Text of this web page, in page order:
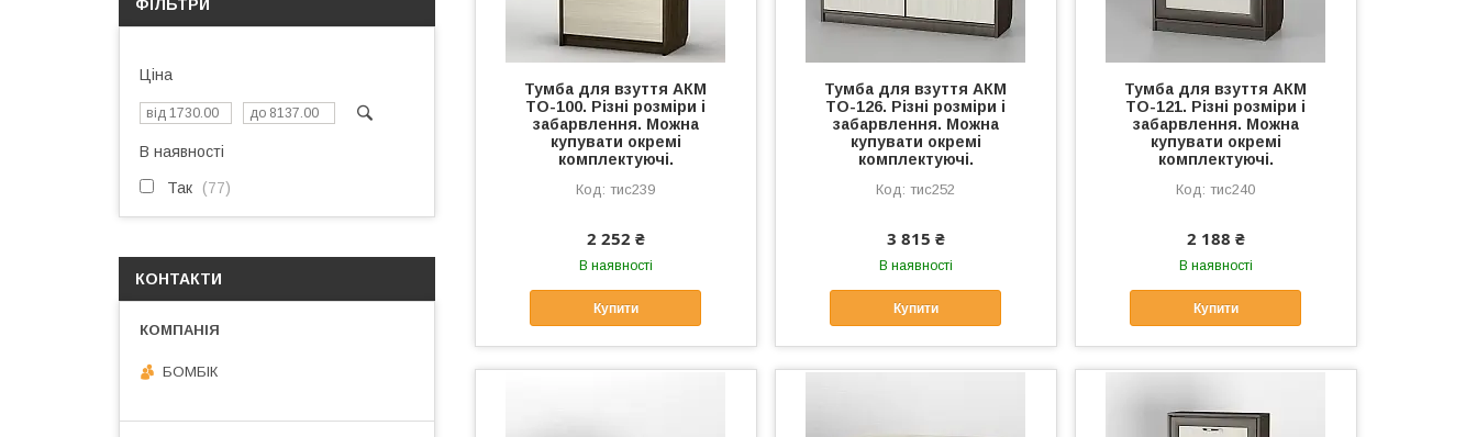
Тумба для взуття АКМ
ТО-100. Різні розміри і
забарвлення. Можна
купувати окремі
комплектуючі.
тис239
2 252 ₴
В наявності
Купити
Тумба для взуття АКМ
ТО-126. Різні розміри і
забарвлення. Можна
купувати окремі
комплектуючі.
тис252
3 815 ₴
В наявності
Купити
Тумба для взуття АКМ
ТО-121. Різні розміри і
забарвлення. Можна
купувати окремі
комплектуючі.
тис240
2 188 ₴
В наявності
Купити
ФІЛЬТРИ
Ціна
В наявності
Так 77
КОНТАКТИ
БОМБІК